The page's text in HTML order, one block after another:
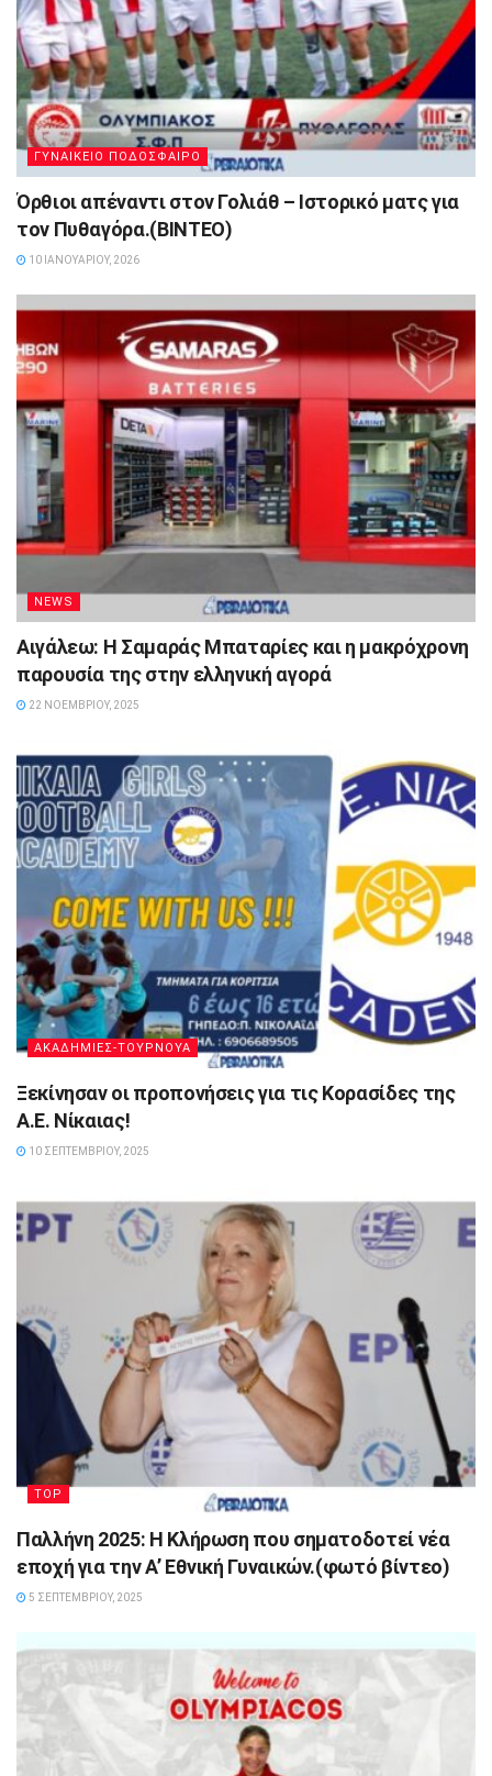
ΓΥΝΑΙΚΕΙΟ ΠΟΔΟΣΦΑΙΡΟ
Όρθιοι απέναντι στον Γολιάθ – Ιστορικό ματς για
τον Πυθαγόρα.(ΒΙΝΤΕΟ)
10 ΙΑΝΟΥΑΡΊΟΥ, 2026
NEWS
Αιγάλεω: Η Σαμαράς Μπαταρίες και η μακρόχρονη
παρουσία της στην ελληνική αγορά
22 ΝΟΕΜΒΡΊΟΥ, 2025
ΑΚΑΔΗΜΙΕΣ-ΤΟΥΡΝΟΥΑ
Ξεκίνησαν οι προπονήσεις για τις Κορασίδες της
Α.Ε. Νίκαιας!
10 ΣΕΠΤΕΜΒΡΊΟΥ, 2025
TOP
Παλλήνη 2025: Η Κλήρωση που σηματοδοτεί νέα
εποχή για την Α’ Εθνική Γυναικών.(φωτό βίντεο)
5 ΣΕΠΤΕΜΒΡΊΟΥ, 2025